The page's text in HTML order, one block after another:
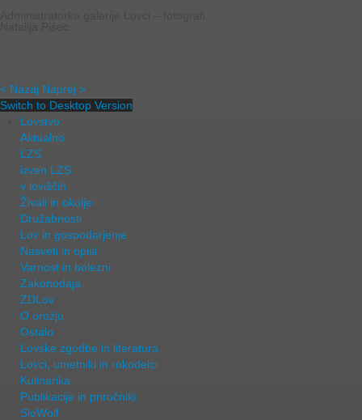
< Nazaj Naprej >
Switch to Desktop Version
Lovstvo
Aktualno
LZS
izven LZS
v loviščih
Živali in okolje
Družabnosti
Lov in gospodarjenje
Nasveti in opisi
Varnost in bolezni
Zakonodaja
ZDLov
O orožju
Ostalo
Lovske zgodbe in literatura
Lovci, umetniki in rokodelci
Kulinarika
Publikacije in priročniki
SloWolf